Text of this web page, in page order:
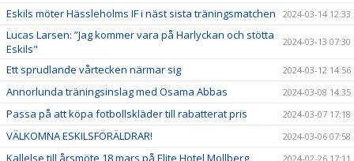
Eskils möter Hässleholms IF i näst sista träningsmatchen 2024-03-14 12:33
Lucas Larsen: ”Jag kommer vara på Harlyckan och stötta
Eskils"
2024-03-13 07:30
Ett sprudlande vårtecken närmar sig 2024-03-12 14:56
Annorlunda träningsinslag med Osama Abbas 2024-03-08 14:35
Passa på att köpa fotbollskläder till rabatterat pris 2024-03-07 17:18
VÄLKOMNA ESKILSFÖRÄLDRAR! 2024-03-06 07:58
Kallelse till årsmöte 18 mars på Elite Hotel Mollberg 2024-02-26 17:11